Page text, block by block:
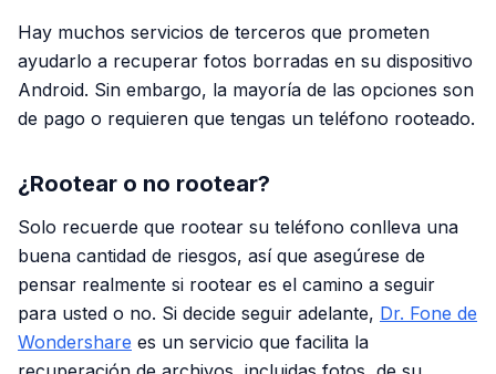
Hay muchos servicios de terceros que prometen
ayudarlo a recuperar fotos borradas en su dispositivo
Android. Sin embargo, la mayoría de las opciones son
de pago o requieren que tengas un teléfono rooteado.
¿Rootear o no rootear?
Solo recuerde que rootear su teléfono conlleva una
buena cantidad de riesgos, así que asegúrese de
pensar realmente si rootear es el camino a seguir
para usted o no. Si decide seguir adelante, Dr. Fone de
Wondershare es un servicio que facilita la